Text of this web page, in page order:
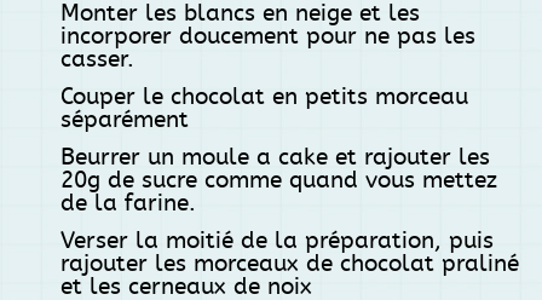
Monter les blancs en neige et les
incorporer doucement pour ne pas les
casser.
Couper le chocolat en petits morceau
séparément
Beurrer un moule a cake et rajouter les
20g de sucre comme quand vous mettez
de la farine.
Verser la moitié de la préparation, puis
rajouter les morceaux de chocolat praliné
et les cerneaux de noix